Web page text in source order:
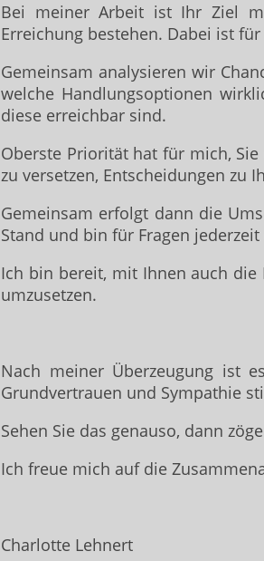
Bei meiner Arbeit ist Ihr Ziel
Erreichung bestehen. Dabei ist
Gemeinsam analysieren wir
welche Handlungsoptionen
diese erreichbar sind.
Oberste Priorität hat für mich,
zu versetzen, Entscheidungen zu
Gemeinsam erfolgt dann die
Stand und bin für Fragen
Ich bin bereit, mit Ihnen auch die
umzusetzen.
Nach meiner Überzeugung ist
Grundvertrauen und Sympathie
Sehen Sie das genauso, dann
Ich freue mich auf die
Charlotte Lehnert